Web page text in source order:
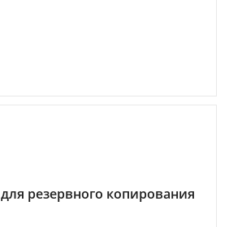
резервного копирования